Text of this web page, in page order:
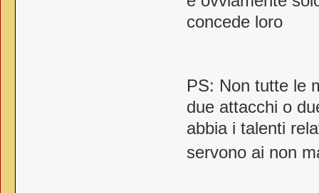
concede loro
PS: Non tutte le
due attacchi o
abbia i talenti
servono ai non